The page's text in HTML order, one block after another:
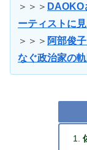
＞＞＞ DAOKO
ーティストに
＞＞＞ 阿部俊
なぐ政治家の